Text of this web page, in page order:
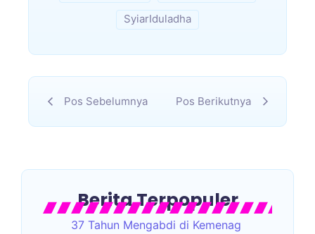
SyiarIduladha
Pos Sebelumnya Pos Berikutnya
Berita Terpopuler
37 Tahun Mengabdi di Kemenag